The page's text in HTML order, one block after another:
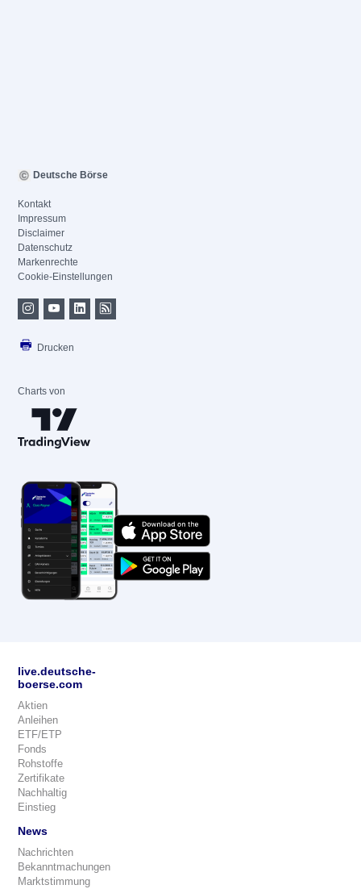
Deutsche Börse
Kontakt
Impressum
Disclaimer
Datenschutz
Markenrechte
Cookie-Einstellungen
Drucken
Charts von
live.deutsche-
boerse.com
Aktien
Anleihen
ETF/ETP
Fonds
Rohstoffe
Zertifikate
Nachhaltig
Einstieg
News
Nachrichten
Bekanntmachungen
Marktstimmung